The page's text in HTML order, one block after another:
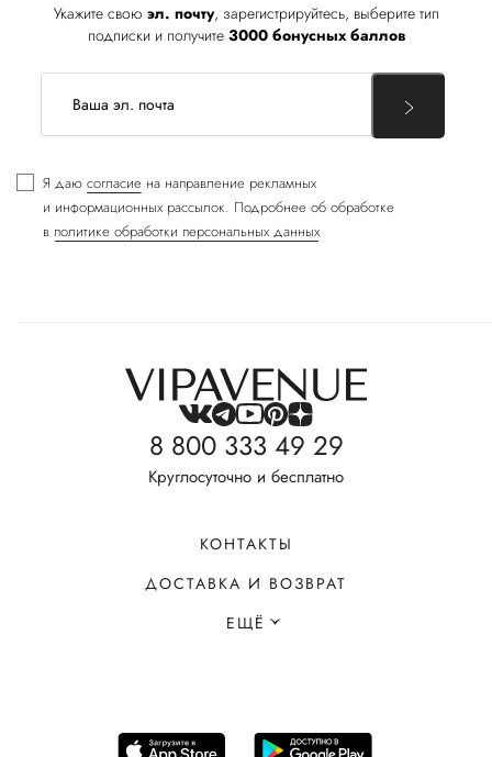
Укажите свою эл. почту, зарегистрируйтесь, выберите тип
подписки и получите 3000 бонусных баллов
Я даю согласие на направление рекламных
и информационных рассылок. Подробнее об обработке
в политике обработки персональных данных
8 800 333 49 29
Круглосуточно и бесплатно
КОНТАКТЫ
ДОСТАВКА И ВОЗВРАТ
ЕЩЁ